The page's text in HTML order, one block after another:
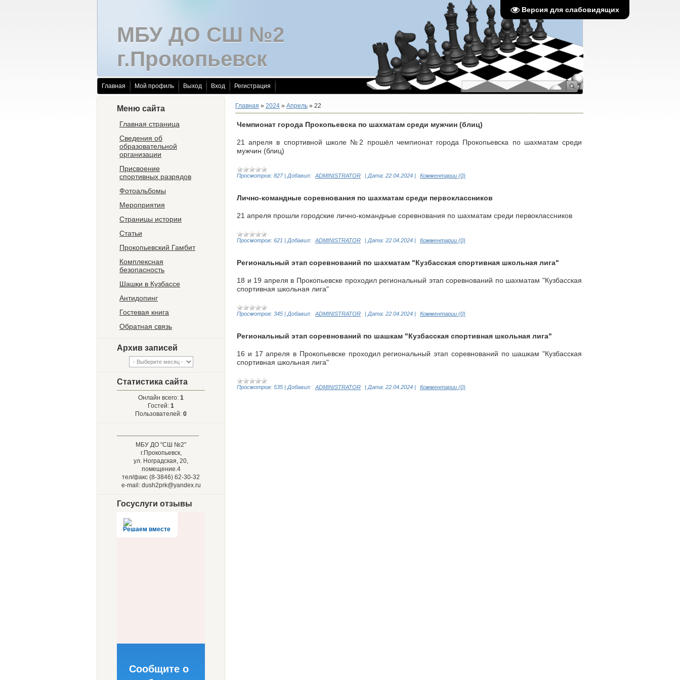
Версия для слабовидящих
МБУ ДО СШ №2
г.Прокопьевск
Главная Мой профиль Выход Вход Регистрация
Меню сайта
Главная страница
Сведения об
образовательной
организации
Присвоение
спортивных разрядов
Фотоальбомы
Мероприятия
Страницы истории
Статьи
Прокопьевский Гамбит
Комплексная
безопасность
Шашки в Кузбассе
Антидопинг
Гостевая книга
Обратная связь
Архив записей
Статистика сайта
Онлайн всего: 1
Гостей: 1
Пользователей: 0
МБУ ДО "СШ №2"
г.Прокопьевск,
ул. Ноградская, 20,
помещение.4
тел/факс (8-3846) 62-30-32
e-mail: dush2prk@yandex.ru
Госуслуги отзывы
Решаем вместе
Сообщите о
Главная » 2024 » Апрель » 22
Чемпионат города Прокопьевска по шахматам среди мужчин (блиц)
21 апреля в спортивной школе №2 прошёл чемпионат города Прокопьевска по шахматам среди
мужчин (блиц)
Просмотров: 827 | Добавил: ADMINISTRATOR | Дата: 22.04.2024 | Комментарии (0)
Лично-командные соревнования по шахматам среди первоклассников
21 апреля прошли городские лично-командные соревнования по шахматам среди первоклассников
Просмотров: 621 | Добавил: ADMINISTRATOR | Дата: 22.04.2024 | Комментарии (0)
Региональный этап соревнований по шахматам "Кузбасская спортивная школьная лига"
18 и 19 апреля в Прокопьевске проходил региональный этап соревнований по шахматам "Кузбасская
спортивная школьная лига"
Просмотров: 345 | Добавил: ADMINISTRATOR | Дата: 22.04.2024 | Комментарии (0)
Региональный этап соревнований по шашкам "Кузбасская спортивная школьная лига"
16 и 17 апреля в Прокопьевске проходил региональный этап соревнований по шашкам "Кузбасская
спортивная школьная лига"
Просмотров: 535 | Добавил: ADMINISTRATOR | Дата: 22.04.2024 | Комментарии (0)